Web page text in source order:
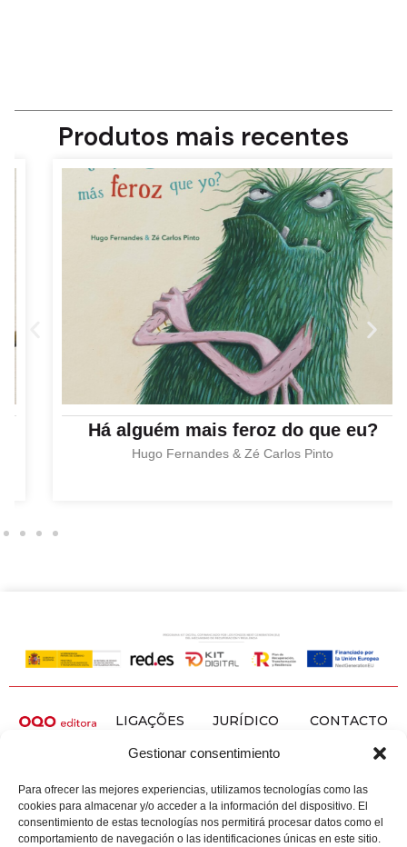
Gestionar consentimiento
Para ofrecer las mejores experiencias, utilizamos tecnologías como las
cookies para almacenar y/o acceder a la información del dispositivo. El
consentimiento de estas tecnologías nos permitirá procesar datos como el
comportamiento de navegación o las identificaciones únicas en este sitio.
Produtos mais recentes
Há alguém mais feroz do que eu?
Hugo Fernandes & Zé Carlos Pinto
LIGAÇÕES
Início
Campanhas
Plataforma
Livros
JURÍDICO
legal
Acessibilidade
Privacidade
e cookies
CATÁLOGO
CONTACTO
Alemaña,
70, 36162
Pontevedra
986 109